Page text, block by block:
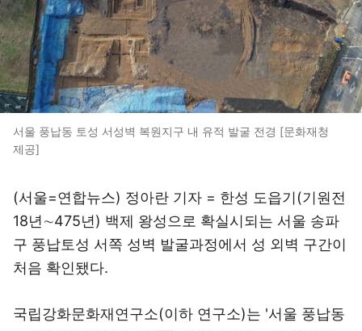
서울 풍납동 토성 서성벽 복원지구 내 유적 발굴 전경 [문화재청
제공]
(서울=연합뉴스) 정아란 기자 = 한성 도읍기(기원전
18년∼475년) 백제 왕성으로 확실시되는 서울 송파
구 풍납토성 서쪽 성벽 발굴과정에서 성 외벽 구간이
처음 확인됐다.
국립강화문화재연구소(이하 연구소)는 '서울 풍납동